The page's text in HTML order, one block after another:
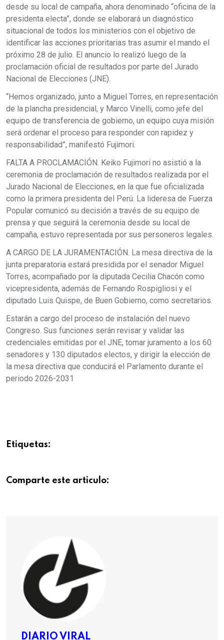
desde su local de campaña, ahora denominado “oficina de la
presidenta electa”, donde se elaborará un diagnóstico
situacional de todos los ministerios con el objetivo de
identificar las acciones prioritarias tras asumir el mando el
próximo 28 de julio. El anuncio lo realizó luego de la
proclamación oficial de resultados por parte del Jurado
Nacional de Elecciones (JNE).
“Hemos organizado, junto a Miguel Torres, en representación
de la plancha presidencial, y Marco Vinelli, como jefe del
equipo de transferencia de gobierno, un equipo cuya misión
será ordenar el proceso para responder con rapidez y
responsabilidad”, manifestó Fujimori.
FALTA A PROCLAMACIÓN. Keiko Fujimori no asistió a la
ceremonia de proclamación de resultados realizada por el
Jurado Nacional de Elecciones, en la que fue oficializada
como la primera presidenta del Perú. La lideresa de Fuerza
Popular comunicó su decisión a través de su equipo de
prensa y que seguirá la ceremonia desde su local de
campaña, estuvo representada por sus personeros legales.
A CARGO DE LA JURAMENTACIÓN. La mesa directiva de la
junta preparatoria estará presidida por el senador Miguel
Torres, acompañado por la diputada Cecilia Chacón como
vicepresidenta, además de Fernando Rospigliosi y el
diputado Luis Quispe, de Buen Gobierno, como secretarios.
Estarán a cargo del proceso de instalación del nuevo
Congreso. Sus funciones serán revisar y validar las
credenciales emitidas por el JNE, tomar juramento a los 60
senadores y 130 diputados electos, y dirigir la elección de
la mesa directiva que conducirá el Parlamento durante el
periodo 2026-2031
Etiquetas:
Comparte este articulo:
DIARIO VIRAL